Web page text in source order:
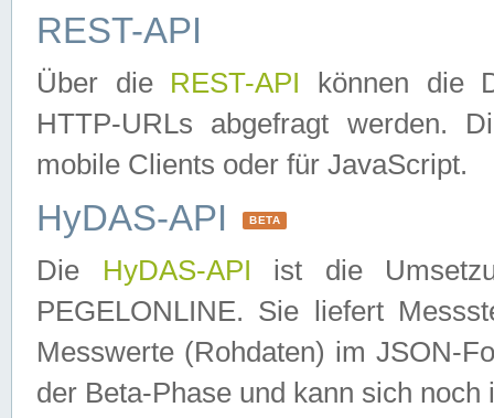
REST-API
Über die REST-API können die
HTTP-URLs abgefragt werden.
mobile Clients oder für JavaScript.
HyDAS-API BETA
Die HyDAS-API ist die
PEGELONLINE. Sie liefert
Messwerte (Rohdaten) im JSON-
der Beta-Phase und kann sich noch